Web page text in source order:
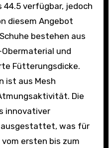
44.5 verfügbar, jedoch
diesem Angebot
bestehen aus
und
Fütterungsdicke.
ist aus Mesh
Die
innovativer
ausgestattet, was für
ersten bis zum